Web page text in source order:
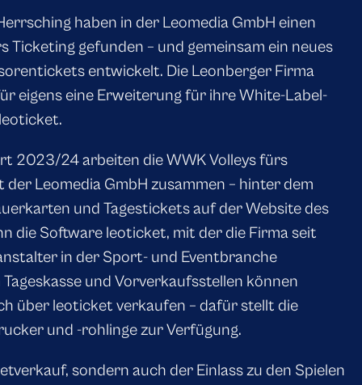
haben in der Leomedia GmbH einen
Ticketing gefunden – und gemeinsam ein neues
entwickelt. Die Leonberger Firma
eigens eine Erweiterung für ihre White-Label-
2023/24 arbeiten die WWK Volleys fürs
Leomedia GmbH zusammen – hinter dem
und Tagestickets auf der Website des
die Software leoticket, mit der die Firma seit
in der Sport- und Eventbranche
und Vorverkaufsstellen können
über leoticket verkaufen – dafür stellt die
und -rohlinge zur Verfügung.
sondern auch der Einlass zu den Spielen